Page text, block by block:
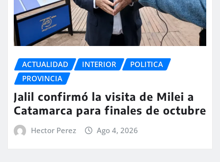
ACTUALIDAD INTERIOR
POLITICA
PROVINCIA
Jalil confirmó la visita de Milei a
Catamarca para finales de octubre
Hector Perez Ago 4, 2026